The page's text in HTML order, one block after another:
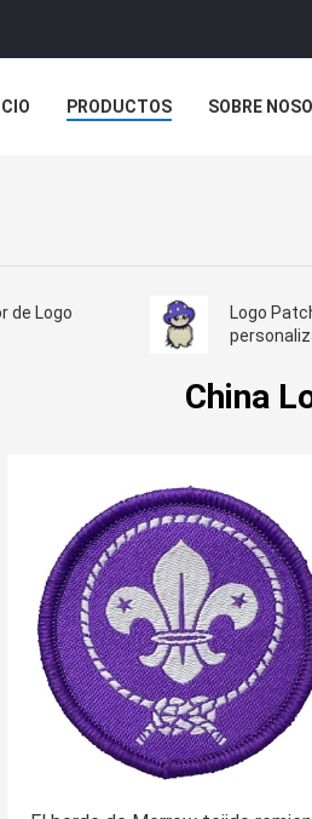
PRODUCTOS SOBRE
de Logo
Logo
China